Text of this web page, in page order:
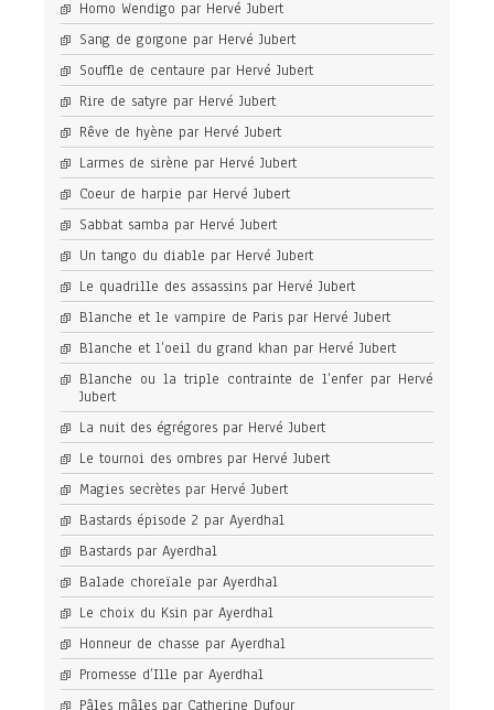
Homo Wendigo par Hervé Jubert
Sang de gorgone par Hervé Jubert
Souffle de centaure par Hervé Jubert
Rire de satyre par Hervé Jubert
Rêve de hyène par Hervé Jubert
Larmes de sirène par Hervé Jubert
Coeur de harpie par Hervé Jubert
Sabbat samba par Hervé Jubert
Un tango du diable par Hervé Jubert
Le quadrille des assassins par Hervé Jubert
Blanche et le vampire de Paris par Hervé Jubert
Blanche et l’oeil du grand khan par Hervé Jubert
Blanche ou la triple contrainte de l’enfer par Hervé
Jubert
La nuit des égrégores par Hervé Jubert
Le tournoi des ombres par Hervé Jubert
Magies secrètes par Hervé Jubert
Bastards épisode 2 par Ayerdhal
Bastards par Ayerdhal
Balade choreïale par Ayerdhal
Le choix du Ksin par Ayerdhal
Honneur de chasse par Ayerdhal
Promesse d’Ille par Ayerdhal
Pâles mâles par Catherine Dufour